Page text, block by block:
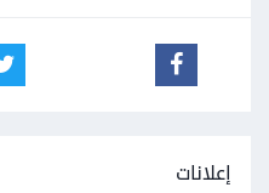
إعلانات